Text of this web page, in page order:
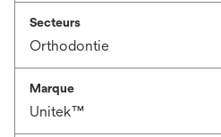
Secteurs
Orthodontie
Marque
Unitek™